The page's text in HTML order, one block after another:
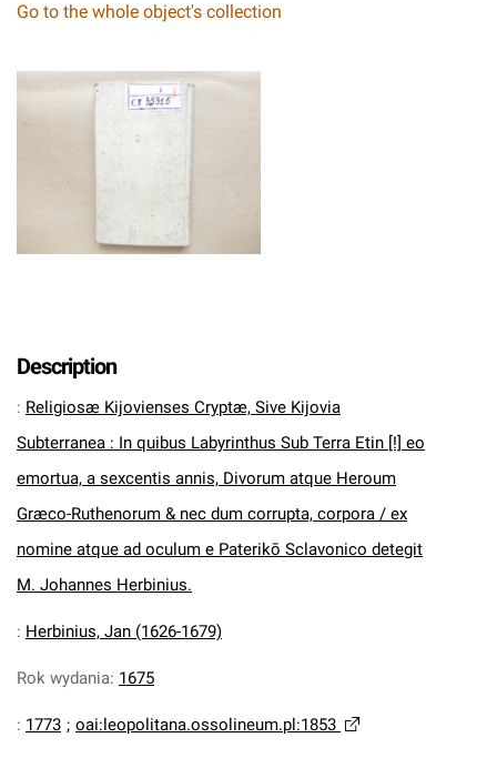
Go to the whole object's collection
Description
: Religiosæ Kijovienses Cryptæ, Sive Kijovia
Subterranea : In quibus Labyrinthus Sub Terra Etin [!] eo
emortua, a sexcentis annis, Divorum atque Heroum
Græco-Ruthenorum & nec dum corrupta, corpora / ex
nomine atque ad oculum e Paterikō Sclavonico detegit
M. Johannes Herbinius.
: Herbinius, Jan (1626-1679)
Rok wydania: 1675
: 1773 ; oai:leopolitana.ossolineum.pl:1853